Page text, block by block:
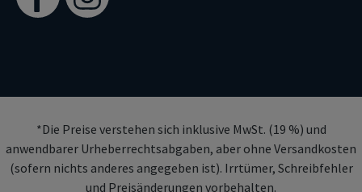
*Die Preise verstehen sich inklusive MwSt. (19 %) und
anwendbarer Urheberrechtsabgaben, aber ohne Versandkosten
(sofern nichts anderes angegeben ist). Irrtümer, Schreibfehler
und Preisänderungen vorbehalten.